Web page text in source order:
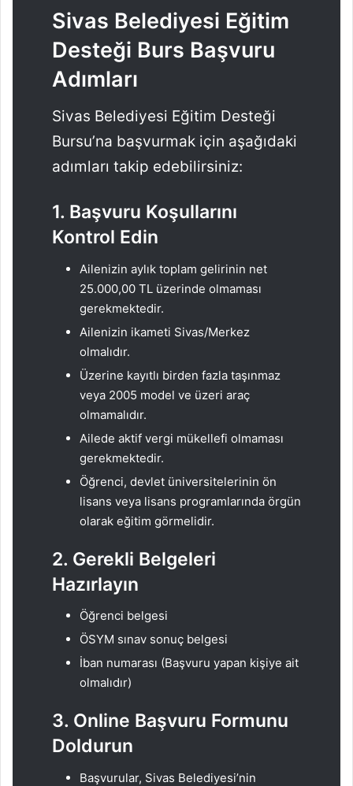
Sivas Belediyesi Eğitim
Desteği Burs Başvuru
Adımları
Sivas Belediyesi Eğitim Desteği
Bursu’na başvurmak için aşağıdaki
adımları takip edebilirsiniz:
1. Başvuru Koşullarını
Kontrol Edin
Ailenizin aylık toplam gelirinin net
25.000,00 TL üzerinde olmaması
gerekmektedir.
Ailenizin ikameti Sivas/Merkez
olmalıdır.
Üzerine kayıtlı birden fazla taşınmaz
veya 2005 model ve üzeri araç
olmamalıdır.
Ailede aktif vergi mükellefi olmaması
gerekmektedir.
Öğrenci, devlet üniversitelerinin ön
lisans veya lisans programlarında örgün
olarak eğitim görmelidir.
2. Gerekli Belgeleri
Hazırlayın
Öğrenci belgesi
ÖSYM sınav sonuç belgesi
İban numarası (Başvuru yapan kişiye ait
olmalıdır)
3. Online Başvuru Formunu
Doldurun
Başvurular, Sivas Belediyesi’nin